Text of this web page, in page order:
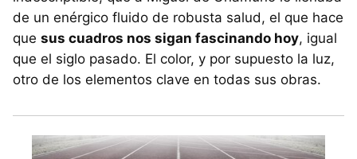
de un enérgico fluido de robusta salud, el que hace
que sus cuadros nos sigan fascinando hoy, igual
que el siglo pasado. El color, y por supuesto la luz,
otro de los elementos clave en todas sus obras.